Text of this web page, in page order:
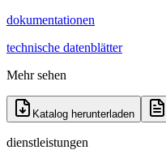
dokumentationen
technische datenblätter
Mehr sehen
Katalog herunterladen
dienstleistungen